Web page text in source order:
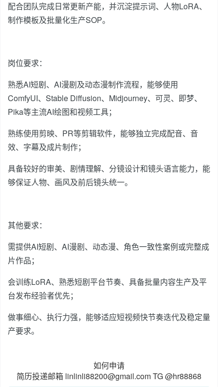
配合团队完成日常更新产能，并沉淀提示词、人物LoRA、
制作模板及批量化生产SOP。
岗位要求：
熟悉AI短剧、AI漫剧及动态漫制作流程，能够使用
ComfyUI、Stable Diffusion、Midjourney、可灵、即梦、
Pika等主流AI绘图和视频工具；
熟练使用剪映、PR等剪辑软件，能够独立完成配音、音
效、字幕及成片制作；
具备较好的审美、剧情理解、分镜设计和镜头语言能力，能
够保证人物、画风及前后镜头统一。
其他要求：
需提供AI短剧、AI漫剧、动态漫、角色一致性案例或完整成
片作品；
会训练LoRA、熟悉短剧平台节奏、具备批量内容生产及平
台发布经验者优先；
做事细心、执行力强，能够适应短视频快节奏迭代及稳定量
产要求。
如何申请
简历投递邮箱 linlinli88200@gmail.com TG @hr88868